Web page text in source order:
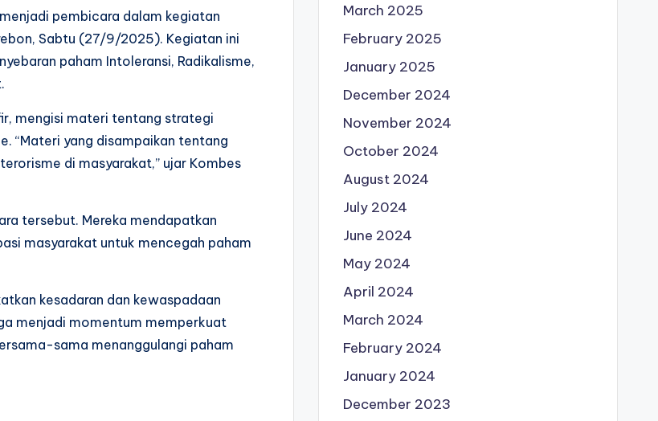
pembicara dalam kegiatan
Sabtu (27/9/2025). Kegiatan ini
paham Intoleransi, Radikalisme,
mengisi materi tentang strategi
“Materi yang disampaikan tentang
di masyarakat,” ujar Kombes
tersebut. Mereka mendapatkan
masyarakat untuk mencegah paham
kesadaran dan kewaspadaan
menjadi momentum memperkuat
sama menanggulangi paham
March 2025
February 2025
January 2025
December 2024
November 2024
October 2024
August 2024
July 2024
June 2024
May 2024
April 2024
March 2024
February 2024
January 2024
December 2023